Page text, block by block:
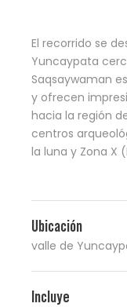
El recorrido se
Yuncaypata
Saqsaywaman
y ofrecen
hacia la región
centros
la luna y Zona X
Ubicación
valle de
Incluye